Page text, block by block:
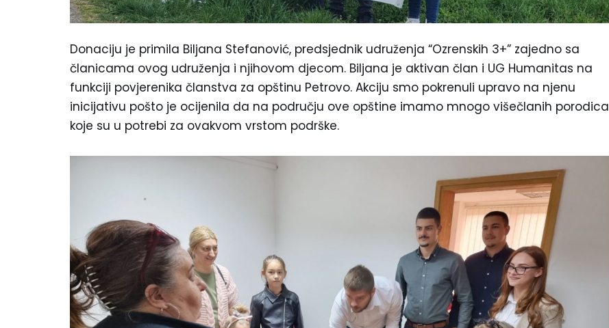
Donaciju je primila Biljana Stefanović, predsjednik udruženja “Ozrenskih 3+” zajedno sa
članicama ovog udruženja i njihovom djecom. Biljana je aktivan član i UG Humanitas na
funkciji povjerenika članstva za opštinu Petrovo. Akciju smo pokrenuli upravo na njenu
inicijativu pošto je ocijenila da na području ove opštine imamo mnogo višečlanih porodica
koje su u potrebi za ovakvom vrstom podrške.